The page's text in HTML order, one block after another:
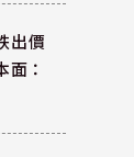
出價
：